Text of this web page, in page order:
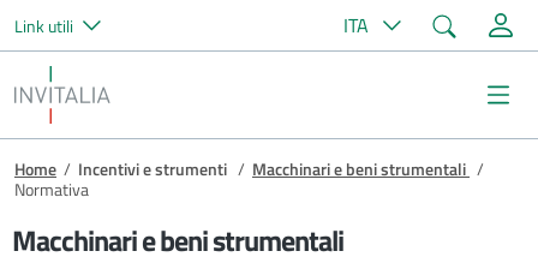
Salta al contenuto principale
Link utili ITA Cerca
Invitalia
Briciole di pane
Home / Incentivi e strumenti / Macchinari e beni strumentali /
Normativa
Macchinari e beni strumentali